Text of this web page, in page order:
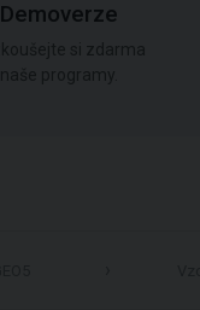
Demoverze